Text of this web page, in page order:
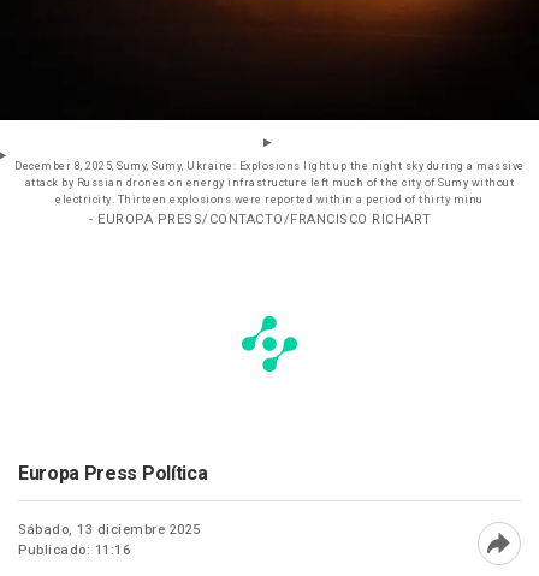
December 8, 2025, Sumy, Sumy, Ukraine: Explosions light up the night sky during a massive
attack by Russian drones on energy infrastructure left much of the city of Sumy without
electricity. Thirteen explosions were reported within a period of thirty minu
- EUROPA PRESS/CONTACTO/FRANCISCO RICHART
Europa Press Política
Sábado, 13 diciembre 2025
Publicado: 11:16